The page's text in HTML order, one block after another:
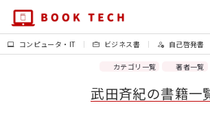
コンピュータ・IT ビジネス書 自己啓発書
カテゴリ一覧 著者一覧
武田斉紀の書籍一